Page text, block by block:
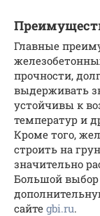
Главные
прочности,
выдерживать
устойчивы к
температур и
Кроме того,
строить на
значительно
Большой выбор
сайте gbi.ru.